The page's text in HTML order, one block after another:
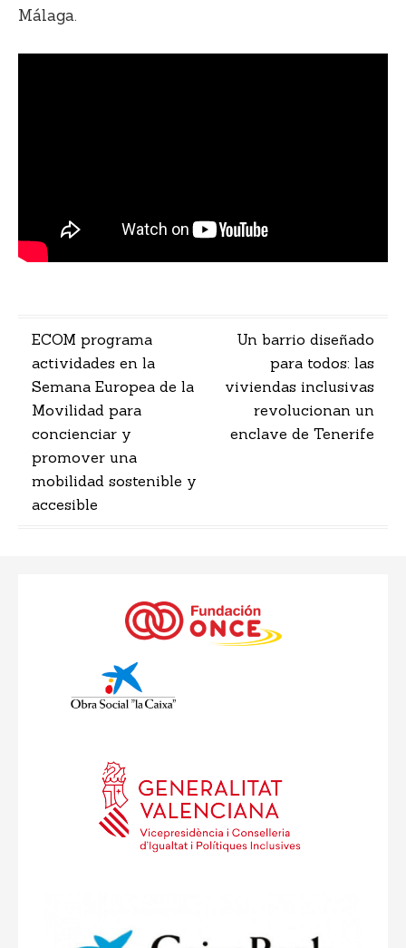
Málaga.
Navegación
de
entradas
ECOM programa
actividades en la
Semana Europea de la
Movilidad para
concienciar y
promover una
mobilidad sostenible y
accesible
Un barrio diseñado
para todos: las
viviendas inclusivas
revolucionan un
enclave de Tenerife